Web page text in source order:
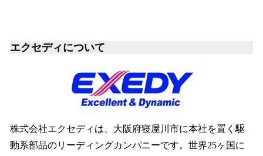
エクセディについて
株式会社エクセディは、大阪府寝屋川市に本社を置く駆
動系部品のリーディングカンパニーです。世界25ヶ国に